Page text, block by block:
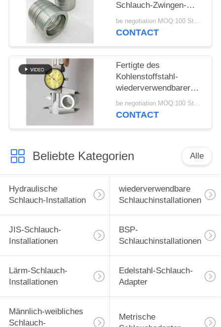
Schlauch-Zwingen-
Kohlenstoffstahl-
galvanisierter
be negotiation MOQ:100 Stücke
CONTACT
Fertigte des
Kohlenstoffstahl-
wiederverwendbarer
BSP Standard der
hydraulischen
be negotiation MOQ:100 Stücke
CONTACT
Beliebte Kategorien Alle
Hydraulische
Schlauch-Installation
wiederverwendbare
Schlauchinstallationen
JIS-Schlauch-
Installationen
BSP-
Schlauchinstallationen
Lärm-Schlauch-
Installationen
Edelstahl-Schlauch-
Adapter
Männlich-weibliches
Schlauch-
Metrische